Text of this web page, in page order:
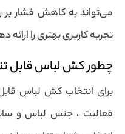
می‌تواند به کاهش فشار
تجربه کاربری بهتری را ارائه
چطور کش لباس قابل
برای انتخاب کش لباس
فعالیت ، جنس لباس و